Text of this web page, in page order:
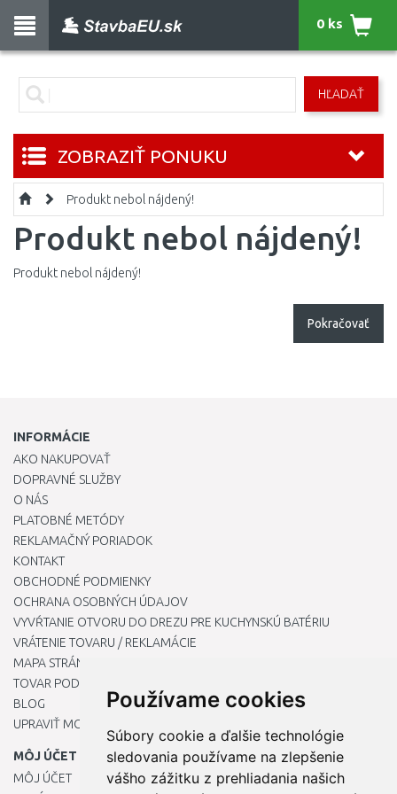
Používame cookies
Súbory cookie a ďalšie technológie
sledovania používame na zlepšenie
vášho zážitku z prehliadania našich
HĽADAŤ
0 ks
ZOBRAZIŤ PONUKU
Produkt nebol nájdený!
Produkt nebol nájdený!
Produkt nebol nájdený!
Pokračovať
INFORMÁCIE
AKO NAKUPOVAŤ
DOPRAVNÉ SLUŽBY
O NÁS
PLATOBNÉ METÓDY
REKLAMAČNÝ PORIADOK
KONTAKT
OBCHODNÉ PODMIENKY
OCHRANA OSOBNÝCH ÚDAJOV
VYVŔTANIE OTVORU DO DREZU PRE KUCHYNSKÚ BATÉRIU
VRÁTENIE TOVARU / REKLAMÁCIE
MAPA STRÁNOK
TOVAR PODĽA ZNAČIEK
BLOG
UPRAVIŤ MOJE PREDVOĽBY COOKIES
MÔJ ÚČET
MÔJ ÚČET